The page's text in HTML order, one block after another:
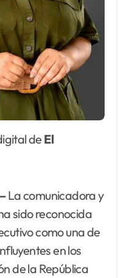
de El
La comunicadora y
sido reconocida
como una de
en los
de la República